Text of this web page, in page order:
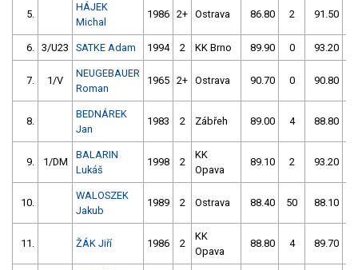
5.
HÁJEK
Michal
1986 2+ Ostrava 86.80 2 91.50
6. 3/U23 SATKE Adam 1994 2 KK Brno 89.90 0 93.20
7. 1/V
NEUGEBAUER
Roman
1965 2+ Ostrava 90.70 0 90.80
8.
BEDNÁREK
Jan
1983 2 Zábřeh 89.00 4 88.80
9. 1/DM
BALARIN
Lukáš
1998 2
KK
Opava
89.10 2 93.20
10.
WALOSZEK
Jakub
1989 2 Ostrava 88.40 50 88.10
11. ŽÁK Jiří 1986 2
KK
Opava
88.80 4 89.70